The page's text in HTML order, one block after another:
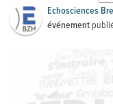
Echosciences
événement